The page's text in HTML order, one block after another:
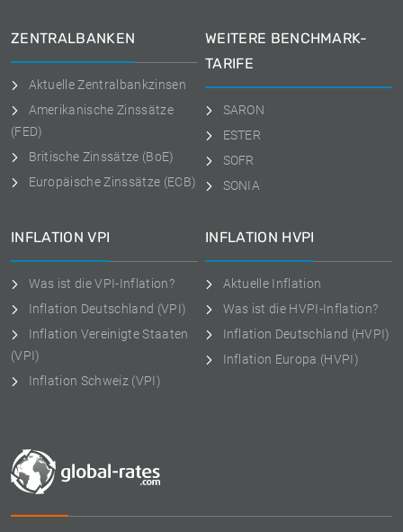
ZENTRALBANKEN
Aktuelle Zentralbankzinsen
Amerikanische Zinssätze
(FED)
Britische Zinssätze (BoE)
Europäische Zinssätze (ECB)
WEITERE BENCHMARK-
TARIFE
SARON
ESTER
SOFR
SONIA
INFLATION VPI
Was ist die VPI-Inflation?
Inflation Deutschland (VPI)
Inflation Vereinigte Staaten
(VPI)
Inflation Schweiz (VPI)
INFLATION HVPI
Aktuelle Inflation
Was ist die HVPI-Inflation?
Inflation Deutschland (HVPI)
Inflation Europa (HVPI)